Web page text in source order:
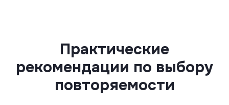
Практические
рекомендации по выбору
повторяемости